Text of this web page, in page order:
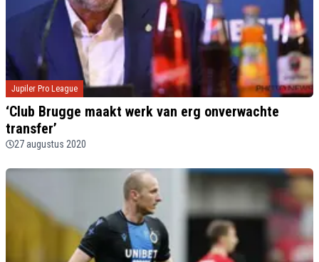
Jupiler Pro League
‘Club Brugge maakt werk van erg onverwachte
transfer’
27 augustus 2020